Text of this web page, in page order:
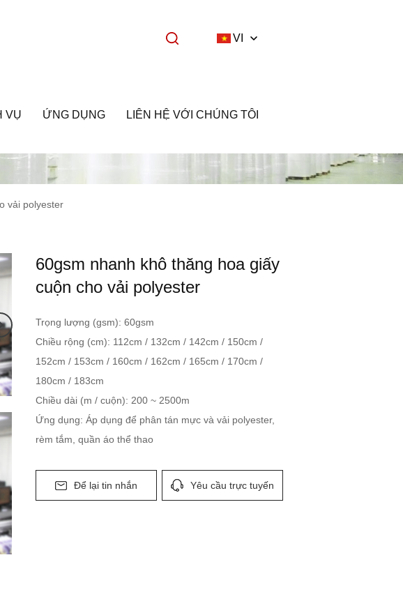
VI
VỤ ỨNG DỤNG LIÊN HỆ VỚI CHÚNG TÔI
vải polyester
60gsm nhanh khô thăng hoa giấy
cuộn cho vải polyester
Trọng lượng (gsm): 60gsm
Chiều rộng (cm): 112cm / 132cm / 142cm / 150cm /
152cm / 153cm / 160cm / 162cm / 165cm / 170cm /
180cm / 183cm
Chiều dài (m / cuộn): 200 ~ 2500m
Ứng dụng: Áp dụng để phân tán mực và vải polyester,
rèm tắm, quần áo thể thao
Để lại tin nhắn Yêu cầu trực tuyến